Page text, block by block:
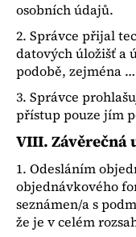
osobních údajů.
2. Správce přijal
datových úložišť a
podobě, zejména …
3. Správce
přístup pouze jím
VIII. Závěrečná
1. Odesláním
objednávkového
seznámen/a s
že je v celém